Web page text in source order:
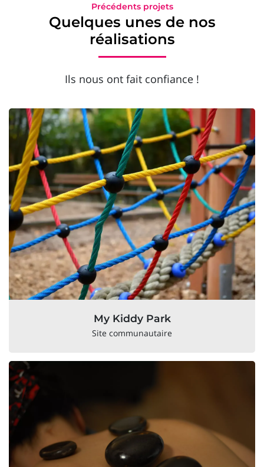
Précédents projets
Quelques unes de nos
réalisations
Ils nous ont fait confiance !
My Kiddy Park
Site communautaire